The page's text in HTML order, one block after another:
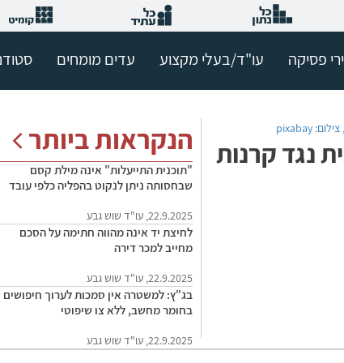
פסיקה עו"ד/בעלי מקצוע עדים מומחים
נגד קרנות
הנקראות ביותר
"תוכנית התייעלות" אינה מילת קסם
שבחסותה ניתן לנקוט בהפליה כלפי עובד
22.9.2025, עו"ד שוש גבע
לחיצת יד אינה מהווה חתימה על הסכם
מחייב למכר דירה
22.9.2025, עו"ד שוש גבע
בג"ץ: למשטרה אין סמכות לערוך חיפושים
בחומר מחשב, ללא צו שיפוטי
22.9.2025, עו"ד שוש גבע